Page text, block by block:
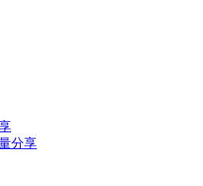
分享